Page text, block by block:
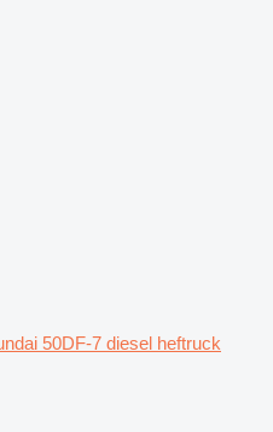
50DF-7 diesel heftruck